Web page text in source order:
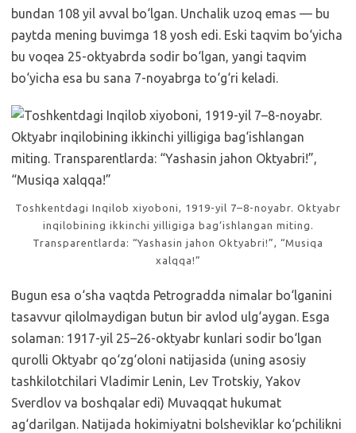
bundan 108 yil avval bo‘lgan. Unchalik uzoq emas — bu
paytda mening buvimga 18 yosh edi. Eski taqvim bo‘yicha
bu voqea 25-oktyabrda sodir bo‘lgan, yangi taqvim
bo‘yicha esa bu sana 7-noyabrga to‘g‘ri keladi.
Toshkentdagi Inqilob xiyoboni, 1919-yil 7–8-noyabr. Oktyabr
inqilobining ikkinchi yilligiga bag‘ishlangan miting.
Transparentlarda: “Yashasin jahon Oktyabri!”, “Musiqa
xalqqa!”
Bugun esa o‘sha vaqtda Petrogradda nimalar bo‘lganini
tasavvur qilolmaydigan butun bir avlod ulg‘aygan. Esga
solaman: 1917-yil 25–26-oktyabr kunlari sodir bo‘lgan
qurolli Oktyabr qo‘zg‘oloni natijasida (uning asosiy
tashkilotchilari Vladimir Lenin, Lev Trotskiy, Yakov
Sverdlov va boshqalar edi) Muvaqqat hukumat
ag‘darilgan. Natijada hokimiyatni bolsheviklar ko‘pchilikni